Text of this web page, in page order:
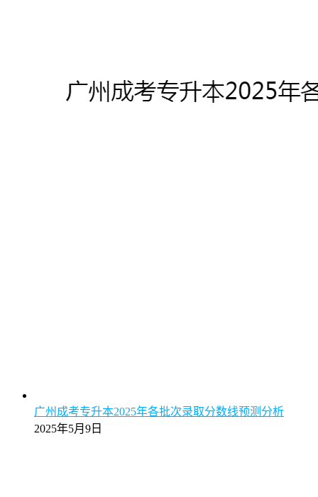
广州成考专升本2025年各批次录取分数线预测分析
2025年5月9日